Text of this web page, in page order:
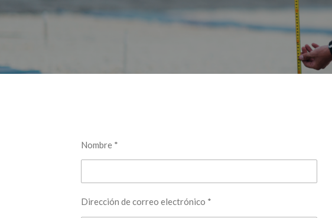
Nombre *
Dirección de correo electrónico *